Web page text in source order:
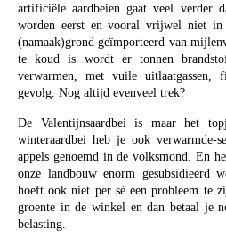
artificiële aardbeien gaat veel verder
worden eerst en vooral vrijwel niet
(namaak)grond geïmporteerd van
te koud is wordt er tonnen
verwarmen, met vuile uitlaatgassen,
gevolg. Nog altijd evenveel trek?
De Valentijnsaardbei is maar het
winteraardbei heb je ook verwarmde-
appels genoemd in de volksmond. En
onze landbouw enorm gesubsidieerd
hoeft ook niet per sé een probleem te
groente in de winkel en dan betaal je
belasting.